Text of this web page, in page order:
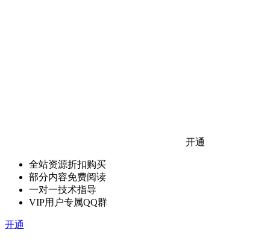
开通
全站资源折扣购买
部分内容免费阅读
一对一技术指导
VIP用户专属QQ群
开通